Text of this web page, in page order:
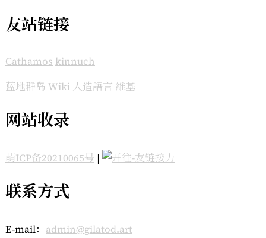
友站链接
Cathamos kinnuch
蓝地群岛 Wiki 人造語言 維基
网站收录
萌ICP备20210065号 |
联系方式
E-mail： admin@gilatod.art